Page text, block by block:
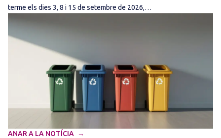
terme els dies 3, 8 i 15 de setembre de 2026,…
ANAR A LA NOTÍCIA